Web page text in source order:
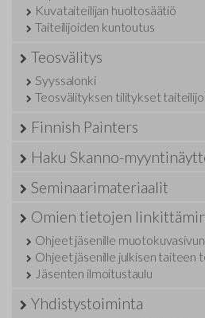
Kuvataiteilijan huoltosäätiö
Taiteilijoiden kuntoutus
Teosvälitys
Syyssalonki
Teosvälityksen tilitykset
Finnish Painters
Haku Skanno-
Seminaarimateriaalit
Omien tietojen
Ohjeet jäsenille
Ohjeet jäsenille julkisen taiteen
Jäsenten ilmoitustaulu
Yhdistystoiminta